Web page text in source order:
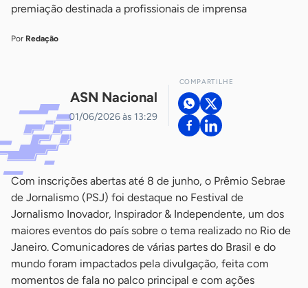
premiação destinada a profissionais de imprensa
Por Redação
ASN Nacional
01/06/2026 às 13:29
COMPARTILHE
Com inscrições abertas até 8 de junho, o Prêmio Sebrae
de Jornalismo (PSJ) foi destaque no Festival de
Jornalismo Inovador, Inspirador & Independente, um dos
maiores eventos do país sobre o tema realizado no Rio de
Janeiro. Comunicadores de várias partes do Brasil e do
mundo foram impactados pela divulgação, feita com
momentos de fala no palco principal e com ações